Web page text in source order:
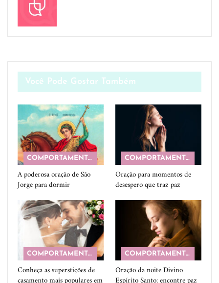
Você Pode Gostar Também
COMPORTAMENTO
A poderosa oração de São
Jorge para dormir
COMPORTAMENTO
Oração para momentos de
desespero que traz paz
COMPORTAMENTO
Conheça as superstições de
COMPORTAMENTO
Oração da noite Divino